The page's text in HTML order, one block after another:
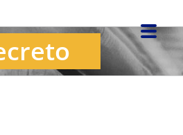
registro de
laboral